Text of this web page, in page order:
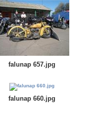
falunap 657.jpg
falunap 660.jpg